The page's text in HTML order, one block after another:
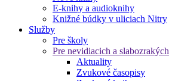
E-knihy a audioknihy
Knižné búdky v uliciach Nitry
Služby
Pre školy
Pre nevidiacich a slabozrakých
Aktuality
Zvukové časopisy